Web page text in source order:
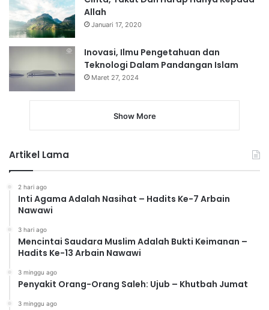
Allah
Januari 17, 2020
Inovasi, Ilmu Pengetahuan dan
Teknologi Dalam Pandangan Islam
Maret 27, 2024
Show More
Artikel Lama
2 hari ago
Inti Agama Adalah Nasihat – Hadits Ke-7 Arbain
Nawawi
3 hari ago
Mencintai Saudara Muslim Adalah Bukti Keimanan –
Hadits Ke-13 Arbain Nawawi
3 minggu ago
Penyakit Orang-Orang Saleh: Ujub – Khutbah Jumat
3 minggu ago